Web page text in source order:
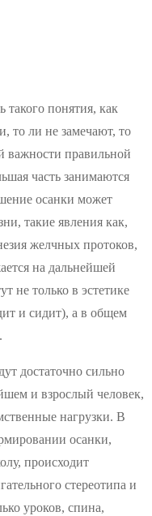
такого понятия, как
то ли не замечают, то
важности правильной
часть занимаются
осанки может
такие явления как,
желчных протоков,
на дальнейшей
не только в эстетике
и сидит), а в общем
достаточно сильно
и взрослый человек,
нагрузки. В
осанки,
происходит
стереотипа и
уроков, спина,